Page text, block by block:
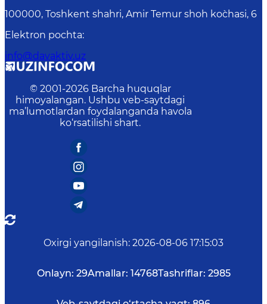
100000, Toshkent shahri, Amir Temur shoh ko`chasi, 6
Elektron pochta:
info@davaktiv.uz
© 2001-2026 Barcha huquqlar
himoyalangan. Ushbu veb-saytdagi
ma’lumotlardan foydalanganda havola
ko‘rsatilishi shart.
Oxirgi yangilanish: 2026-08-06 17:15:03
Onlayn: 29Amallar: 14768Tashriflar: 2985